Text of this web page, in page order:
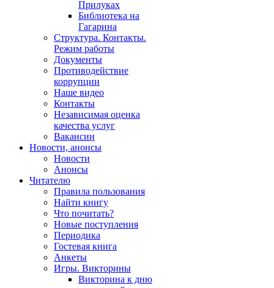
Прилуках
Библиотека на
Гагарина
Структура. Контакты.
Режим работы
Документы
Противодействие
коррупции
Наше видео
Контакты
Независимая оценка
качества услуг
Вакансии
Новости, анонсы
Новости
Анонсы
Читателю
Правила пользования
Найти книгу
Что почитать?
Новые поступления
Периодика
Гостевая книга
Анкеты
Игры. Викторины
Викторина к дню